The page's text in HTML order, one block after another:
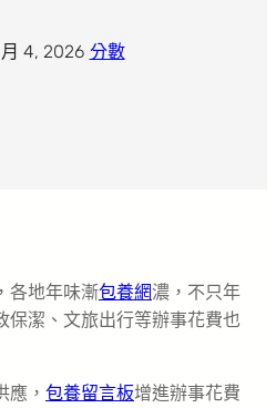
4, 2026· 分數
，各地年味漸包養網濃，不只年
保潔、文旅出行等辦事花費也
應， 包養留言板增進辦事花費